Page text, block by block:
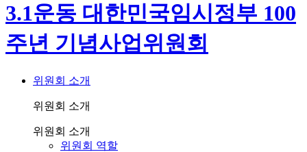
3.1운동 대한민국임시정부 100
주년 기념사업위원회
위원회 소개
위원회 소개
위원회 소개
위원회 역할